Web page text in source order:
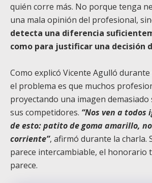
quién corre más. No porque tenga
una mala opinión del profesional,
detecta una diferencia
como para justificar una decisión
Como explicó Vicente Agulló
el problema es que muchos
proyectando una imagen demasiado
sus competidores. “Nos ven a todos
de esto: patito de goma amarillo,
corriente”, afirmó durante la charla.
parece intercambiable, el honorario
parece.